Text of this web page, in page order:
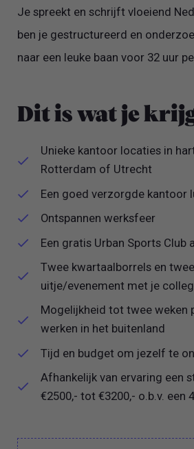
Je spreekt en schrijft vloeiend
ben je gestructureerd en
naar een leuke baan voor 32 uur
Dit is wat je
Unieke kantoor locaties in
Rotterdam of Utrecht
Een goed verzorgde kantoor
Ontspannen werksfeer
Een gratis Urban Sports Club
Twee kwartaalborrels en
uitje/evenement met je
Mogelijkheid tot twee weken
werken in het buitenland
Tijd en budget om jezelf te
Afhankelijk van ervaring een
€2500,- tot €3200,- o.b.v. een